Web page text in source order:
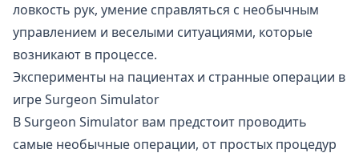
ловкость рук, умение справляться с необычным
управлением и веселыми ситуациями, которые
возникают в процессе.
Эксперименты на пациентах и странные операции в
игре Surgeon Simulator
В Surgeon Simulator вам предстоит проводить
самые необычные операции, от простых процедур